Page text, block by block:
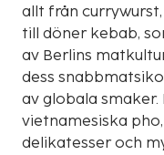
allt från
till döner kebab,
av Berlins
dess
av globala
vietnamesiska
delikatesser och